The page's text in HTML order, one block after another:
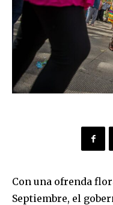
Con una ofrenda
Septiembre, el